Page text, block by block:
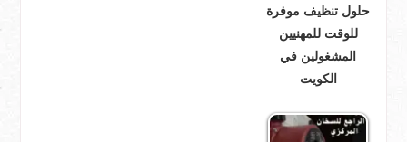
حلول تنظيف موفرة
للوقت للمهنيين
المشغولين في
الكويت